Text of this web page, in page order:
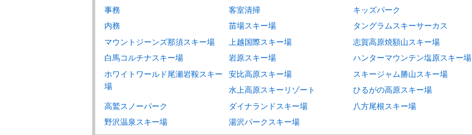
事務
客室清掃
キッズパーク
内務
苗場スキー場
タングラムスキーサーカス
マウントジーンズ那須スキー場
上越国際スキー場
志賀高原焼額山スキー場
白馬コルチナスキー場
岩原スキー場
ハンターマウンテン塩原スキー場
ホワイトワールド尾瀬岩鞍スキー
場
安比高原スキー場
スキージャム勝山スキー場
水上高原スキーリゾート
ひるがの高原スキー場
高鷲スノーパーク
ダイナランドスキー場
八方尾根スキー場
野沢温泉スキー場
湯沢パークスキー場